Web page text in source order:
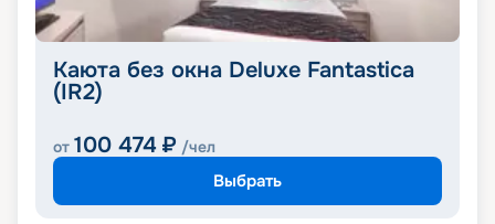
Каюта без окна Deluxe Fantastica
(IR2)
от 100 474 ₽ /чел
Выбрать